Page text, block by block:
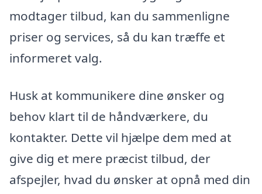
modtager tilbud, kan du sammenligne
priser og services, så du kan træffe et
informeret valg.
Husk at kommunikere dine ønsker og
behov klart til de håndværkere, du
kontakter. Dette vil hjælpe dem med at
give dig et mere præcist tilbud, der
afspejler, hvad du ønsker at opnå med din